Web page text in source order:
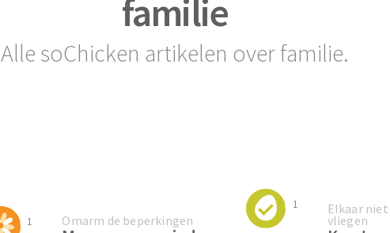
familie
Alle soChicken artikelen over familie.
1
1
Omarm de beperkingen
Elkaar
vliegen